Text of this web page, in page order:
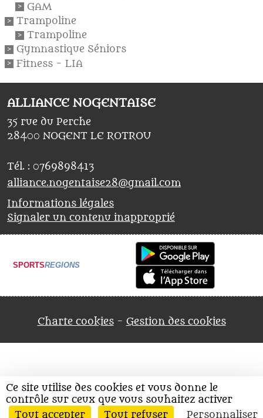
GAM
Trampoline
Trampoline
Gymnastique Séniors
Fitness - LIA
ALLIANCE NOGENTAISE
35 rue du Perche
28400 NOGENT LE ROTROU
Tél. : 0769898413
alliance.nogentaise28@gmail.com
Informations légales
Signaler un contenu inapproprié
SPORTSREGIONS
Charte cookies Gestion des cookies
Envie de participer ? Connexion
Ce site utilise des cookies et vous donne le
contrôle sur ceux que vous souhaitez activer
Tout accepter
Tout refuser Personnaliser